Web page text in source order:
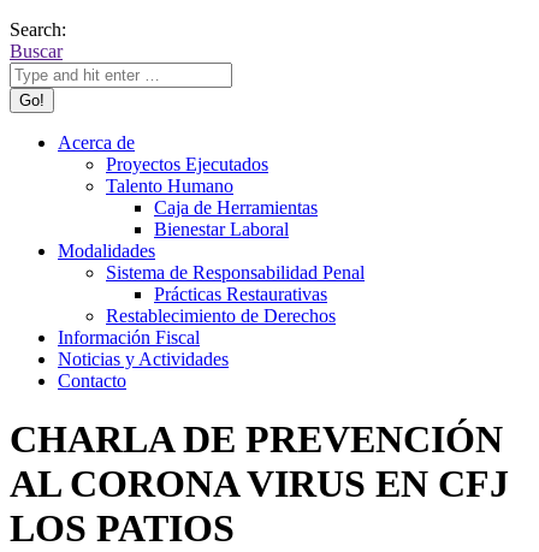
Search:
Buscar
Acerca de
Proyectos Ejecutados
Talento Humano
Caja de Herramientas
Bienestar Laboral
Modalidades
Sistema de Responsabilidad Penal
Prácticas Restaurativas
Restablecimiento de Derechos
Información Fiscal
Noticias y Actividades
Contacto
CHARLA DE PREVENCIÓN
AL CORONA VIRUS EN CFJ
LOS PATIOS